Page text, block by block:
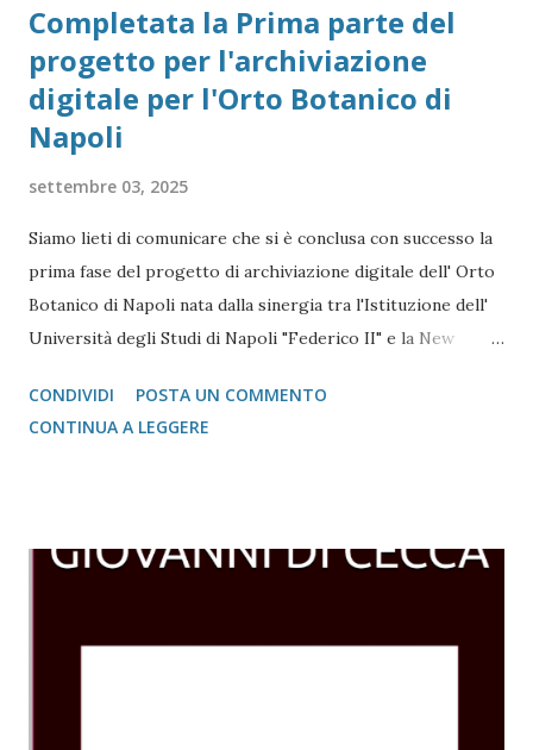
Completata la Prima parte del
progetto per l'archiviazione
digitale per l'Orto Botanico di
Napoli
settembre 03, 2025
Siamo lieti di comunicare che si è conclusa con successo la
prima fase del progetto di archiviazione digitale dell' Orto
Botanico di Napoli nata dalla sinergia tra l'Istituzione dell'
Università degli Studi di Napoli "Federico II" e la New
CONDIVIDI
POSTA UN COMMENTO
CONTINUA A LEGGERE